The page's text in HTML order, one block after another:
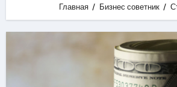
Главная Бизнес советник